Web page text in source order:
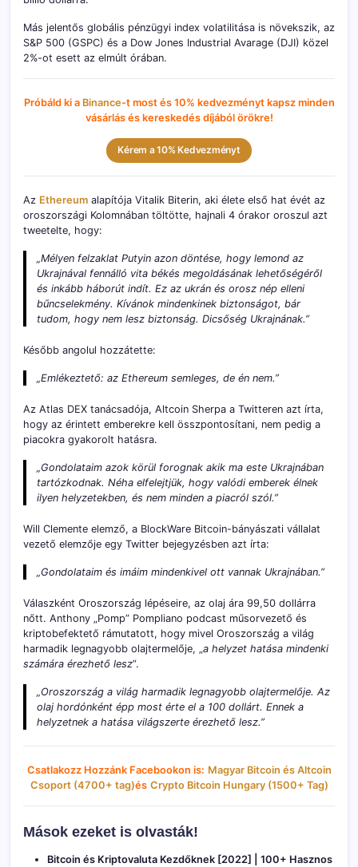
Más jelentős globális pénzügyi index volatilitása is növekszik, az
S&P 500 (GSPC) és a Dow Jones Industrial Avarage (DJI) közel
2%-ot esett az elmúlt órában.
Próbáld ki a Binance-t most és 10% kedvezményt kapsz minden
vásárlás és kereskedés díjából örökre!
Kérem a 10% Kedvezményt
Az Ethereum alapítója Vitalik Biterin, aki élete első hat évét az
oroszországi Kolomnában töltötte, hajnali 4 órakor oroszul azt
tweetelte, hogy:
„Mélyen felzaklat Putyin azon döntése, hogy lemond az
Ukrajnával fennálló vita békés megoldásának lehetőségéről
és inkább háborút indít. Ez az ukrán és orosz nép elleni
bűncselekmény. Kívánok mindenkinek biztonságot, bár
tudom, hogy nem lesz biztonság. Dicsőség Ukrajnának.”
Később angolul hozzátette:
„Emlékeztető: az Ethereum semleges, de én nem.”
Az Atlas DEX tanácsadója, Altcoin Sherpa a Twitteren azt írta,
hogy az érintett emberekre kell összpontosítani, nem pedig a
piacokra gyakorolt hatásra.
„Gondolataim azok körül forognak akik ma este Ukrajnában
tartózkodnak. Néha elfelejtjük, hogy valódi emberek élnek
ilyen helyzetekben, és nem minden a piacról szól.”
Will Clemente elemző, a BlockWare Bitcoin-bányászati vállalat
vezető elemzője egy Twitter bejegyzésben azt írta:
„Gondolataim és imáim mindenkivel ott vannak Ukrajnában.”
Válaszként Oroszország lépéseire, az olaj ára 99,50 dollárra
nőtt. Anthony „Pomp” Pompliano podcast műsorvezető és
kriptobefektető rámutatott, hogy mivel Oroszország a világ
harmadik legnagyobb olajtermelője, „a helyzet hatása mindenki
számára érezhető lesz”.
„Oroszország a világ harmadik legnagyobb olajtermelője. Az
olaj hordónként épp most érte el a 100 dollárt. Ennek a
helyzetnek a hatása világszerte érezhető lesz.”
Csatlakozz Hozzánk Facebookon is: Magyar Bitcoin és Altcoin
Csoport (4700+ tag)és Crypto Bitcoin Hungary (1500+ Tag)
Mások ezeket is olvasták!
Bitcoin és Kriptovaluta Kezdőknek [2022] | 100+ Hasznos